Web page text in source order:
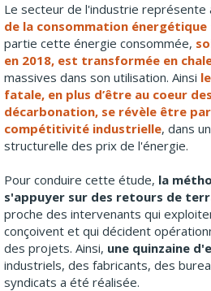
Le secteur de l'industrie
de la consommation énergétique
partie cette énergie consommée,
en 2018, est transformée en
massives dans son utilisation. Ainsi
fatale, en plus d’être au coeur
décarbonation, se révèle être
compétitivité industrielle, dans
structurelle des prix de l'énergie.
Pour conduire cette étude, la
s'appuyer sur des retours de
proche des intervenants qui
conçoivent et qui décident
des projets. Ainsi, une quinzaine
industriels, des fabricants, des
syndicats a été réalisée.